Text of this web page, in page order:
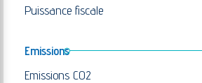
Puissance fiscale
Emissions
Emissions CO2